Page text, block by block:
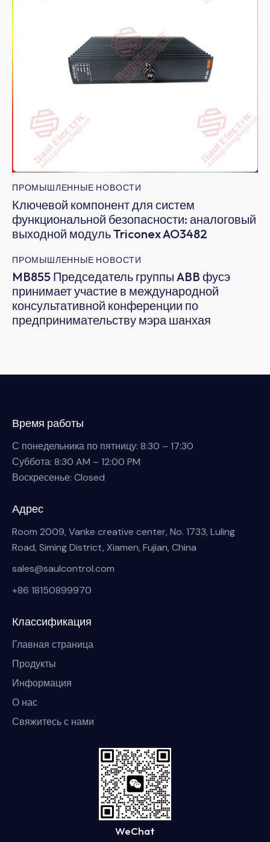
ПРОМЫШЛЕННЫЕ НОВОСТИ
Ключевой компонент для систем
функциональной безопасности: аналоговый
выходной модуль Triconex AO3482
ПРОМЫШЛЕННЫЕ НОВОСТИ
MB855 Председатель группы ABB фусэ
принимает участие в международной
консультативной конференции по
предпринимательству мэра шанхая
Время работы
С понедельника по пятницу: 8:30 – 17:30
Суббота: 8:30 AM – 12:00 PM
Воскресенье: Closed
Адрес
Room 2009, Vanke creative center, No. 1733, Luling
Road, Siming District, Xiamen, Fujian, China
sales@saulcontrol.com
+86 18150899970
Классификация
Главная страница
Продукты
Информация
О нас
Свяжитесь с нами
WeChat